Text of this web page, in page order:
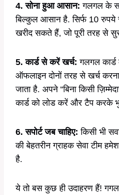
4. सोना हुआ आसान: गलगल के
बिल्कुल आसान है. सिर्फ 10 रुपये
खरीद सकते हैं, जो पूरी तरह से
5. कार्ड से करें खर्च: गलगल
ऑफलाइन दोनों तरह से खर्च
जाता है. अपने “बिना किसी
कार्ड को लोड करें और टैप करके
6. सपोर्ट जब चाहिए: किसी भी
की बेहतरीन ग्राहक सेवा टीम
है.
ये तो बस कुछ ही उदाहरण हैं!